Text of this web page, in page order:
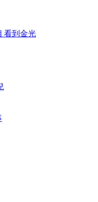
看到金光